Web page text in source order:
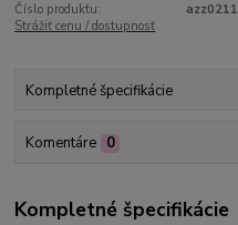
Číslo produktu:
azz0211
Strážiť cenu / dostupnosť
Kompletné špecifikácie
Komentáre 0
Kompletné špecifikácie